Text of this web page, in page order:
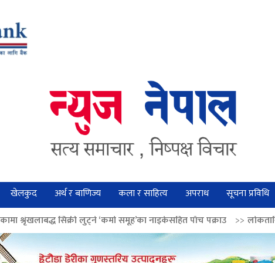
खेलकुद अर्थ र बाणिज्य कला र साहित्य अपराध सूचना प्रविधि
लुट्ने ‘कर्मा समूह’का नाइकेसहित पाँच पक्राउ >>लोकतान्त्रिक मूल्य सुदृढ